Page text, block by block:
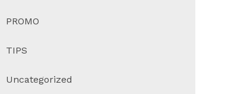
PROMO
TIPS
Uncategorized